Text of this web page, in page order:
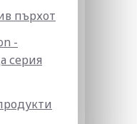
пърхот
-
серия